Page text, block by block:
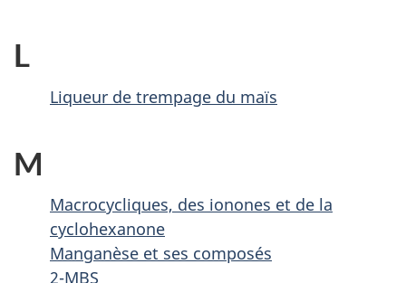
L
Liqueur de trempage du maïs
M
Macrocycliques, des ionones et de la
cyclohexanone
Manganèse et ses composés
2-MBS